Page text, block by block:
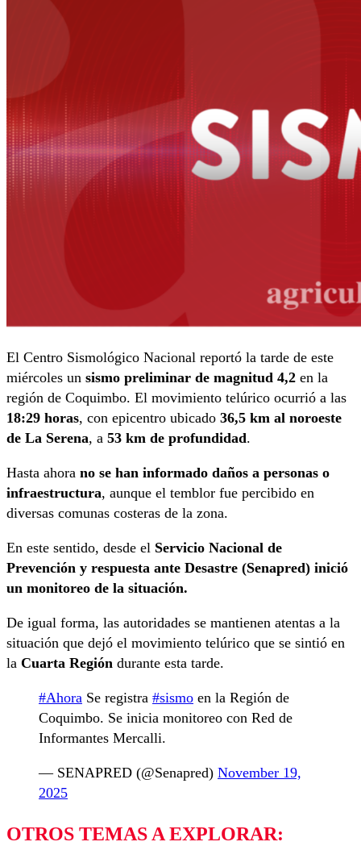
El Centro Sismológico Nacional reportó la tarde de este
miércoles un sismo preliminar de magnitud 4,2 en la
región de Coquimbo. El movimiento telúrico ocurrió a las
18:29 horas, con epicentro ubicado 36,5 km al noroeste
de La Serena, a 53 km de profundidad.
Hasta ahora no se han informado daños a personas o
infraestructura, aunque el temblor fue percibido en
diversas comunas costeras de la zona.
En este sentido, desde el Servicio Nacional de
Prevención y respuesta ante Desastre (Senapred) inició
un monitoreo de la situación.
De igual forma, las autoridades se mantienen atentas a la
situación que dejó el movimiento telúrico que se sintió en
la Cuarta Región durante esta tarde.
#Ahora Se registra #sismo en la Región de
Coquimbo. Se inicia monitoreo con Red de
Informantes Mercalli.
— SENAPRED (@Senapred) November 19,
2025
OTROS TEMAS A EXPLORAR: